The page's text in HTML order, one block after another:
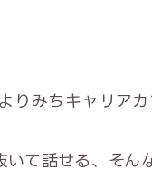
りみちキャリアカ
いて話せる、そん